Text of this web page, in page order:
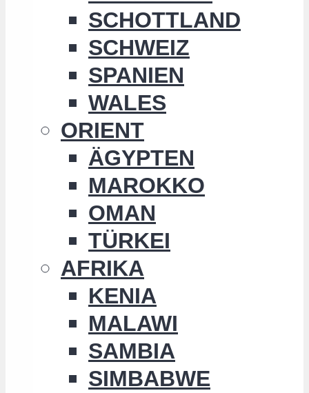
SCHOTTLAND
SCHWEIZ
SPANIEN
WALES
ORIENT
ÄGYPTEN
MAROKKO
OMAN
TÜRKEI
AFRIKA
KENIA
MALAWI
SAMBIA
SIMBABWE